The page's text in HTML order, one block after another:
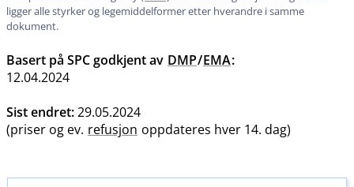
ligger alle styrker og legemiddelformer etter hverandre i samme
dokument.
Basert på SPC godkjent av DMP/EMA:
12.04.2024
Sist endret:29.05.2024
(priser og ev. refusjon oppdateres hver 14. dag)